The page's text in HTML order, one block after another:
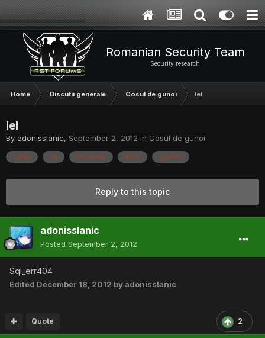
Romanian Security Team
Security research
Home Discutii generale Cosul de gunoi lel
lel
By adonisslanic, September 2, 2012 in Cosul de gunoi
cafea cli insomnia linux python
Reply to this topic
adonisslanic
Posted September 2, 2012
Sql_err404
Edited December 18, 2012 by adonisslanic
2
Quote